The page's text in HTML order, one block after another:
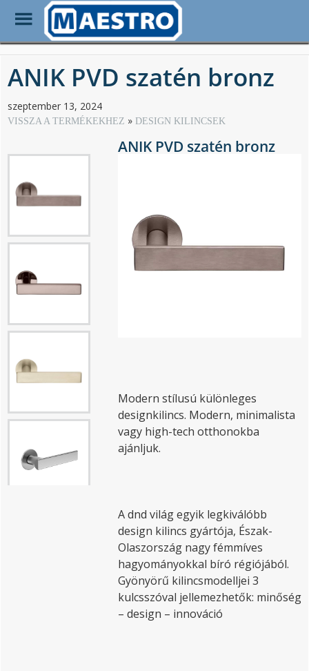
Skip
main
Toggle
Menu
ANIK PVD szatén bronz
szeptember 13, 2024
VISSZA A TERMÉKEKHEZ DESIGN KILINCSEK
ANIK PVD szatén bronz
Modern stílusú különleges
designkilincs. Modern, minimalista
vagy high-tech otthonokba
ajánljuk.
A dnd világ egyik legkiválóbb
design kilincs gyártója, Észak-
Olaszország nagy fémmíves
hagyományokkal bíró régiójából.
Gyönyörű kilincsmodelljei 3
kulcsszóval jellemezhetők: minőség
– design – innováció